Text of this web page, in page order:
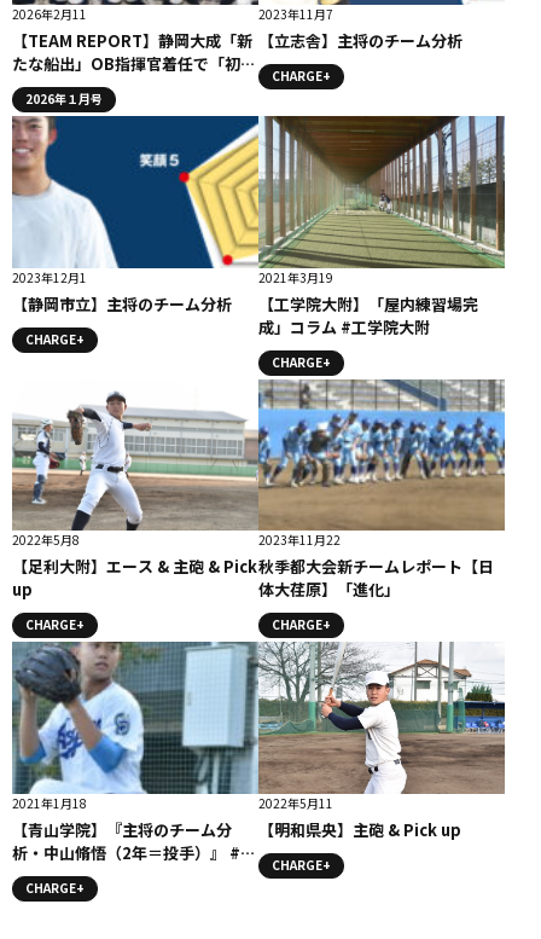
2026年2月11
【TEAM REPORT】静岡大成「新
たな船出」OB指揮官着任で「初甲
子園出場」へ
2026年１月号
2023年11月7
【立志舎】主将のチーム分析
CHARGE+
2023年12月1
【静岡市立】主将のチーム分析
CHARGE+
2021年3月19
【工学院大附】「屋内練習場完
成」コラム #工学院大附
CHARGE+
2022年5月8
【足利大附】エース & 主砲 & Pick
up
CHARGE+
2023年11月22
秋季都大会新チームレポート【日
体大荏原】「進化」
CHARGE+
2021年1月18
【青山学院】『主将のチーム分
析・中山脩悟（2年＝投手）』 #青
山学院
CHARGE+
2022年5月11
【明和県央】主砲 & Pick up
CHARGE+